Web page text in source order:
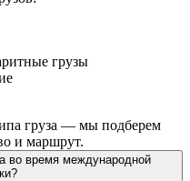
грузы
груза — мы подберем
и маршрут.
во время международной